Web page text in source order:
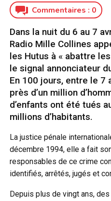
Commentaires : 0
Dans la nuit du 6 au 7
Radio Mille Collines
les Hutus à « abattre
le signal annonciateur
En 100 jours, entre le
près d’un million
d’enfants ont été tués
millions d’habitants.
La justice pénale
décembre 1994, elle a fait
responsables de ce crime
identifiés, arrêtés, jugés et
Depuis plus de vingt ans,